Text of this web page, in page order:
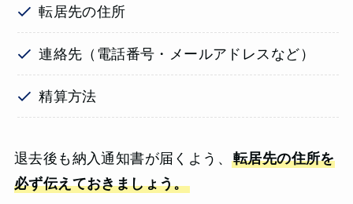
転居先の住所
連絡先（電話番号・メールアドレスなど）
精算方法
退去後も納入通知書が届くよう、 転居先の住所を
必ず伝えておきましょう。